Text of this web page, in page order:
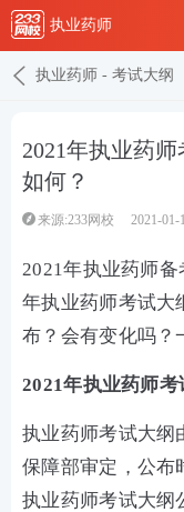
执业药师
执业药师 - 考试大纲
2021年执业药
如何？
来源:233网校 2021-01-
2021年执业药师
年执业药师考试大
布？会有变化吗？
2021年执业药师
执业药师考试大纲
保障部审定，公布
执业药师考试大纲